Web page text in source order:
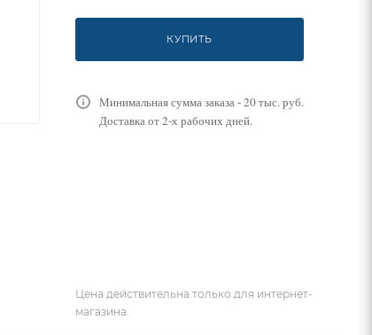
КУПИТЬ
Минимальная сумма заказа - 20 тыс. руб.
Доставка от 2-х рабочих дней.
Цена действительна только для интернет-
магазина.